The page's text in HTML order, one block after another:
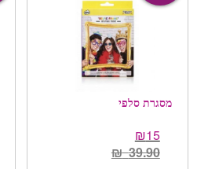
מסגרת סלפי
15
₪
39.90
₪